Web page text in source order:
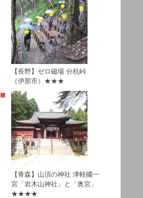
【長野】ゼロ磁場 分杭峠
（伊那市）★★★
【青森】山頂の神社 津軽國一
宮「岩木山神社」と「奥宮」
★★★★